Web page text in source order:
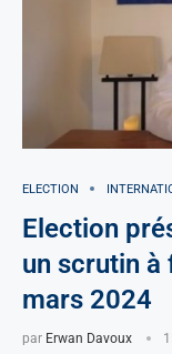
ELECTION
Election
un scrutin à
mars 2024
par Erwan Davoux